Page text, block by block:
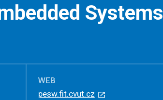
Systems
WEB
pesw.fit.cvut.cz